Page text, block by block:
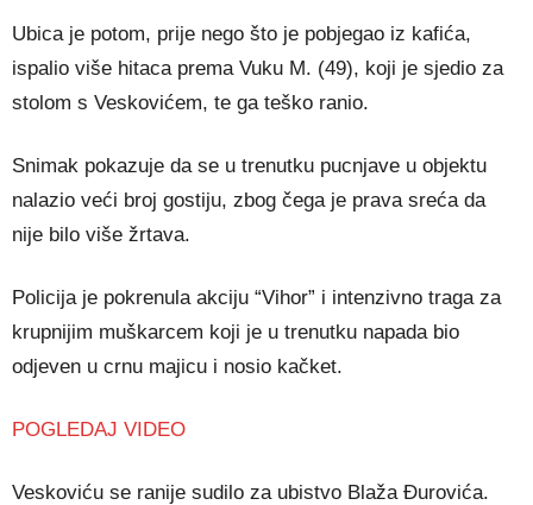
Ubica je potom, prije nego što je pobjegao iz kafića,
ispalio više hitaca prema Vuku M. (49), koji je sjedio za
stolom s Veskovićem, te ga teško ranio.
Snimak pokazuje da se u trenutku pucnjave u objektu
nalazio veći broj gostiju, zbog čega je prava sreća da
nije bilo više žrtava.
Policija je pokrenula akciju “Vihor” i intenzivno traga za
krupnijim muškarcem koji je u trenutku napada bio
odjeven u crnu majicu i nosio kačket.
POGLEDAJ VIDEO
Veskoviću se ranije sudilo za ubistvo Blaža Đurovića.